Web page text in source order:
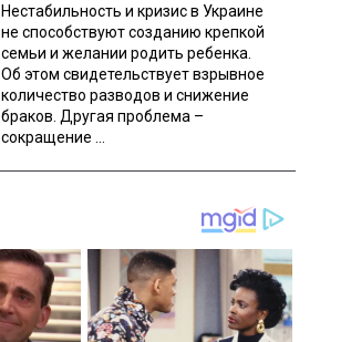
Нестабильность и кризис в Украине
не способствуют созданию крепкой
семьи и желании родить ребенка.
Об этом свидетельствует взрывное
количество разводов и снижение
браков. Другая проблема –
сокращение ...